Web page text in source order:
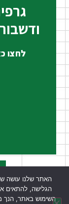
לחצו
הגלישה, להתאים
השימוש באתר, הנך